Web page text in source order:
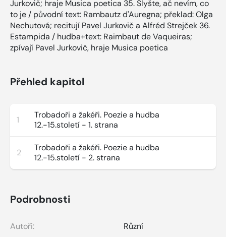
Jurkovič; hraje Musica poetica 35. Slyšte, ač nevím, co
to je / původní text: Rambautz d'Auregna; překlad: Olga
Nechutová; recitují Pavel Jurkovič a Alfréd Strejček 36.
Estampida / hudba+text: Raimbaut de Vaqueiras;
zpívají Pavel Jurkovič, hraje Musica poetica
Přehled kapitol
1
Trobadoři a žakéři. Poezie a hudba
12.-15.století - 1. strana
2
Trobadoři a žakéři. Poezie a hudba
12.-15.století - 2. strana
Podrobnosti
Autoři:
Různí